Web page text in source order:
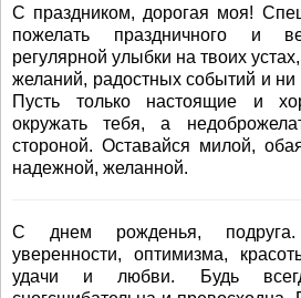
С праздником, дорогая моя!
пожелать праздничного и
регулярной улыбки на твоих
желаний, радостных событий и ни
Пусть только настоящие и
окружать тебя, а
стороной. Оставайся милой,
надежной, желанной.
С днем рожденья,
уверенности, оптимизма,
удачи и любви. Будь